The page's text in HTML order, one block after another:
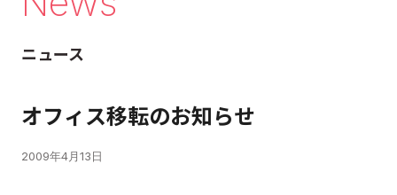
ニュース
オフィス移転のお知らせ
2009年4月13日